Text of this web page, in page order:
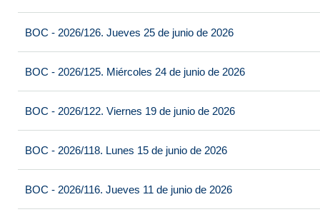
BOC - 2026/126. Jueves 25 de junio de 2026
BOC - 2026/125. Miércoles 24 de junio de 2026
BOC - 2026/122. Viernes 19 de junio de 2026
BOC - 2026/118. Lunes 15 de junio de 2026
BOC - 2026/116. Jueves 11 de junio de 2026